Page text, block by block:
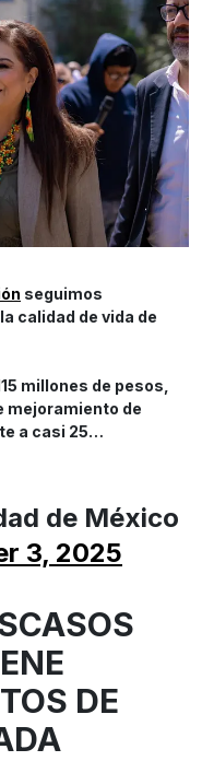
seguimos
calidad de vida de
millones de pesos,
mejoramiento de
a casi 25…
de México
3, 2025
DE